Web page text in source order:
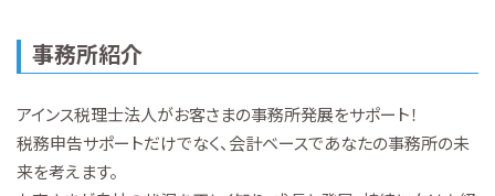
事務所紹介
アインス税理士法人がお客さまの事務所発展をサポート！
税務申告サポートだけでなく、会計ベースであなたの事務所の未
来を考えます。